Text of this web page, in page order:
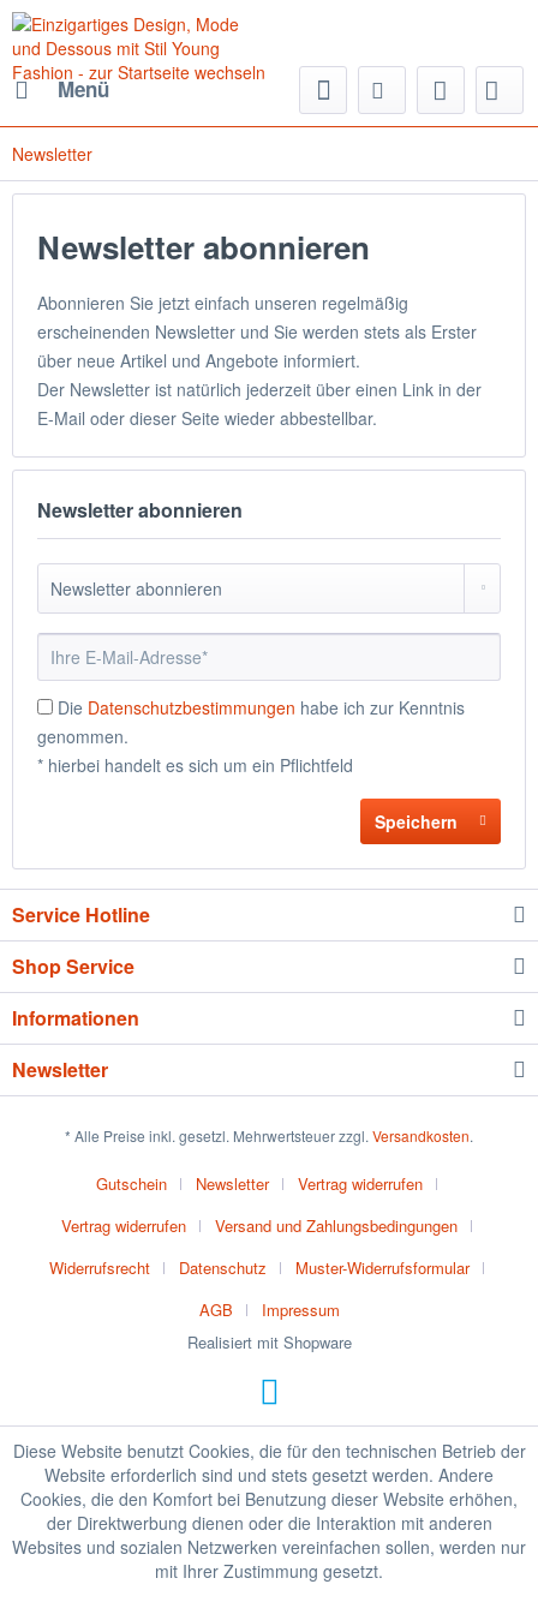
Menü
Newsletter
Newsletter abonnieren
Abonnieren Sie jetzt einfach unseren regelmäßig
erscheinenden Newsletter und Sie werden stets als Erster
über neue Artikel und Angebote informiert.
Der Newsletter ist natürlich jederzeit über einen Link in der
E-Mail oder dieser Seite wieder abbestellbar.
Newsletter abonnieren
Die Datenschutzbestimmungen habe ich zur Kenntnis
genommen.
* hierbei handelt es sich um ein Pflichtfeld
Speichern
Service Hotline
Shop Service
Informationen
Newsletter
* Alle Preise inkl. gesetzl. Mehrwertsteuer zzgl. Versandkosten.
Gutschein Newsletter
Vertrag widerrufen
Vertrag widerrufen
Versand und Zahlungsbedingungen
Widerrufsrecht
Datenschutz
Muster-Widerrufsformular
AGB
Impressum
Realisiert mit Shopware
Diese Website benutzt Cookies, die für den technischen Betrieb der
Website erforderlich sind und stets gesetzt werden. Andere
Cookies, die den Komfort bei Benutzung dieser Website erhöhen,
der Direktwerbung dienen oder die Interaktion mit anderen
Websites und sozialen Netzwerken vereinfachen sollen, werden nur
mit Ihrer Zustimmung gesetzt.